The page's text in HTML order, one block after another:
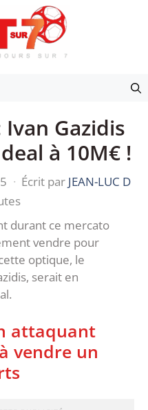
Ivan Gazidis
à 10M€ !
· Écrit par JEAN-LUC D
durant ce mercato
vendre pour
optique, le
serait en
attaquant
vendre un